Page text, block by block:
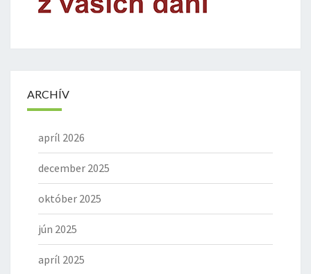
ARCHÍV
apríl 2026
december 2025
október 2025
jún 2025
apríl 2025